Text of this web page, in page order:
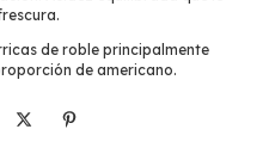
de roble principalmente
de americano.